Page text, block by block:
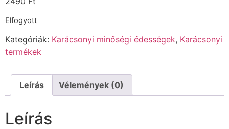
Elfogyott
Kategóriák: Karácsonyi minőségi édességek, Karácsonyi
termékek
Leírás Vélemények (0)
Leírás